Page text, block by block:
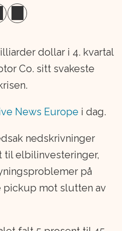
dollar i 4. kvartal
Co. sitt svakeste
News Europe i dag.
nedskrivninger
elbilinvesteringer,
på
mot slutten av